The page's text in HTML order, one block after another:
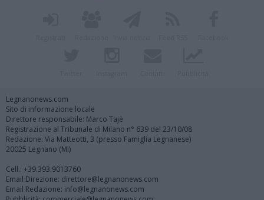
Legnanonews.com
Sito di informazione locale
Direttore responsabile: Marco Tajè
Registrazione al Tribunale di Milano n° 639 del 23/10/08
Redazione: Via Matteotti, 3 (presso Famiglia Legnanese)
20025 Legnano (MI)
Cell.: +39.393.9013760
Email Direzione: direttore@legnanonews.com
Email Redazione: info@legnanonews.com